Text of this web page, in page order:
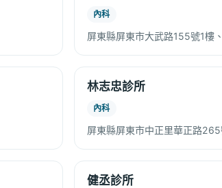
內科
屏東縣屏東市大武路155號1樓
林志忠診所
內科
屏東縣屏東市中正里華正路
健丞診所